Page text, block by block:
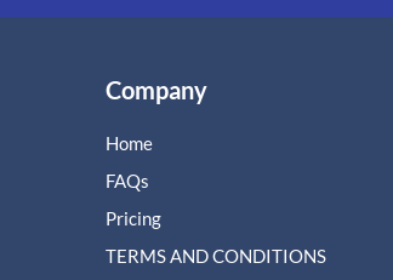
Company
Home
FAQs
Pricing
TERMS AND CONDITIONS